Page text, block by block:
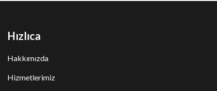
Hızlıca
Hakkımızda
Hizmetlerimiz